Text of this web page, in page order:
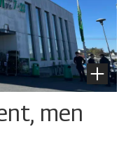
men